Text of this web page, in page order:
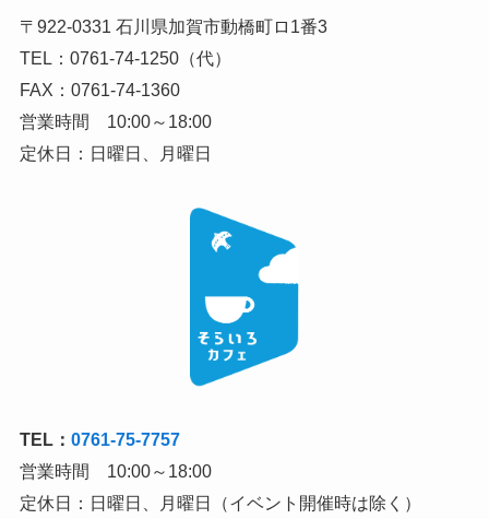
〒922-0331 石川県加賀市動橋町ロ1番3
TEL：0761-74-1250（代）
FAX：0761-74-1360
営業時間 10:00～18:00
定休日：日曜日、月曜日
TEL： 0761-75-7757
営業時間 10:00～18:00
定休日：日曜日、月曜日（イベント開催時は除く）